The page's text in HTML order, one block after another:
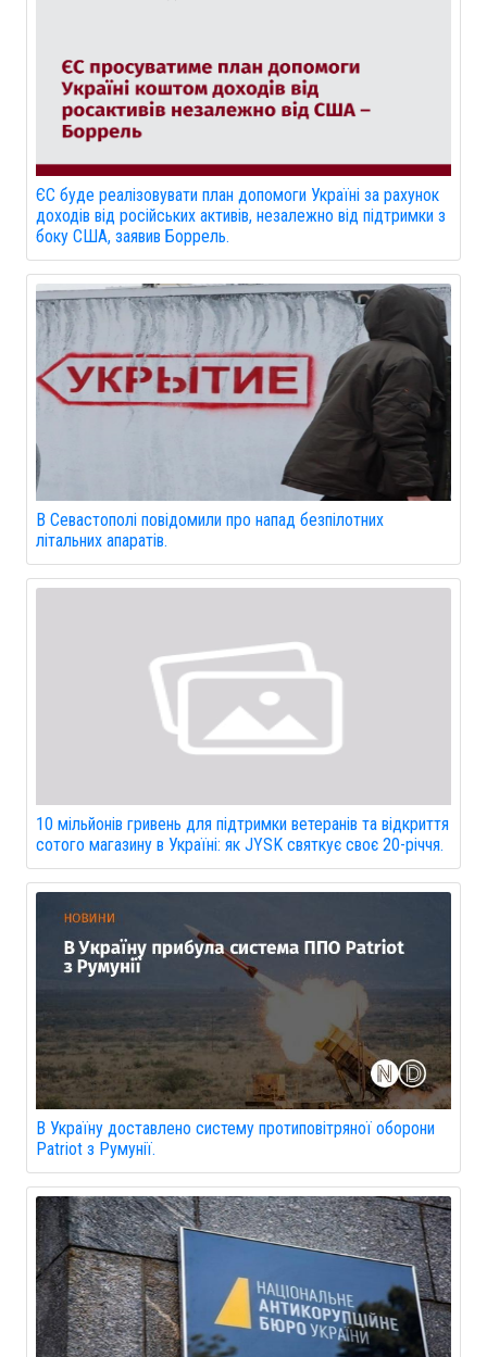
ЄС буде реалізовувати план допомоги Україні за рахунок
доходів від російських активів, незалежно від підтримки з
боку США, заявив Боррель.
В Севастополі повідомили про напад безпілотних
літальних апаратів.
10 мільйонів гривень для підтримки ветеранів та відкриття
сотого магазину в Україні: як JYSK святкує своє 20-річчя.
В Україну доставлено систему протиповітряної оборони
Patriot з Румунії.